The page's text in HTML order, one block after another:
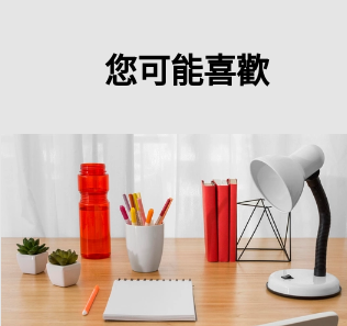
您可能喜歡